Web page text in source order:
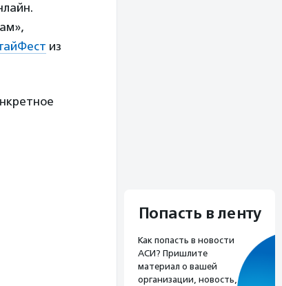
из
Попасть в ленту
Как попасть в новости
АСИ? Пришлите
материал о вашей
организации, новость,